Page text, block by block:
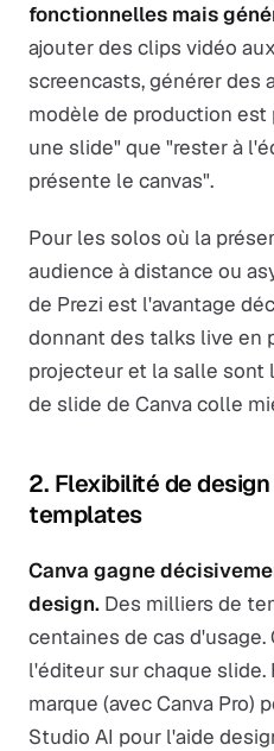
fonctionnelles mais
ajouter des clips vidéo
screencasts, générer des
modèle de production
une slide" que "rester à
présente le canvas".
Pour les solos où la
audience à distance ou
de Prezi est l'avantage
donnant des talks live en
projecteur et la salle sont
de slide de Canva colle
2. Flexibilité de
templates
Canva gagne
design. Des milliers de
centaines de cas
l'éditeur sur chaque
marque (avec Canva Pro)
Studio AI pour l'aide